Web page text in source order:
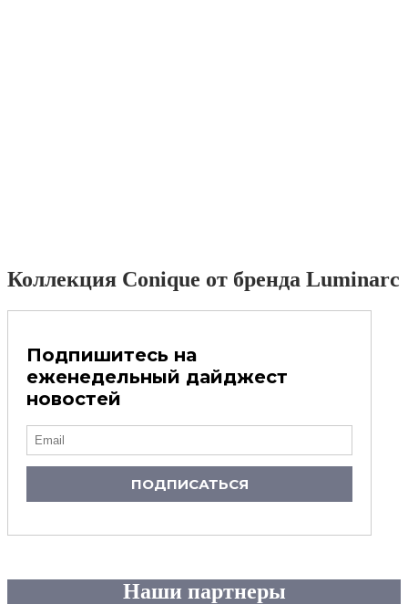
Коллекция Conique от бренда Luminarc
Подпишитесь на
еженедельный дайджест
новостей
ПОДПИСАТЬСЯ
Наши партнеры